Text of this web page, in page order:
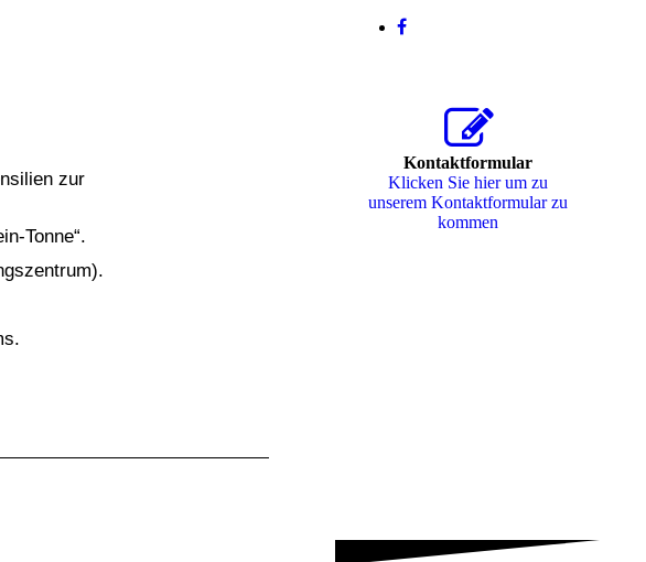
zur
Tonne“.
Kontaktformular
Klicken Sie hier um zu
unserem Kon­takt­for­mu­lar zu
kommen